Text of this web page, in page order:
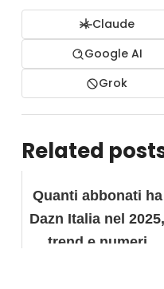
Claude
Google AI
Grok
Related
Quanti abbonati ha
Dazn Italia nel 2025,
trend e numeri